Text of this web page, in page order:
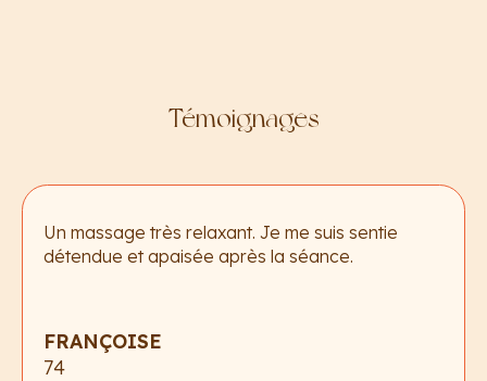
Témoignages
Un massage très relaxant. Je me suis sentie
détendue et apaisée après la séance.
FRANÇOISE
74